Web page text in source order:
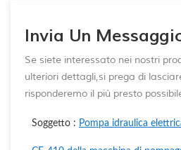
Invia Un
Se siete interessato nei nostri
ulteriori dettagli,si prega di
risponderemo il più presto
Soggetto : Pompa idraulica